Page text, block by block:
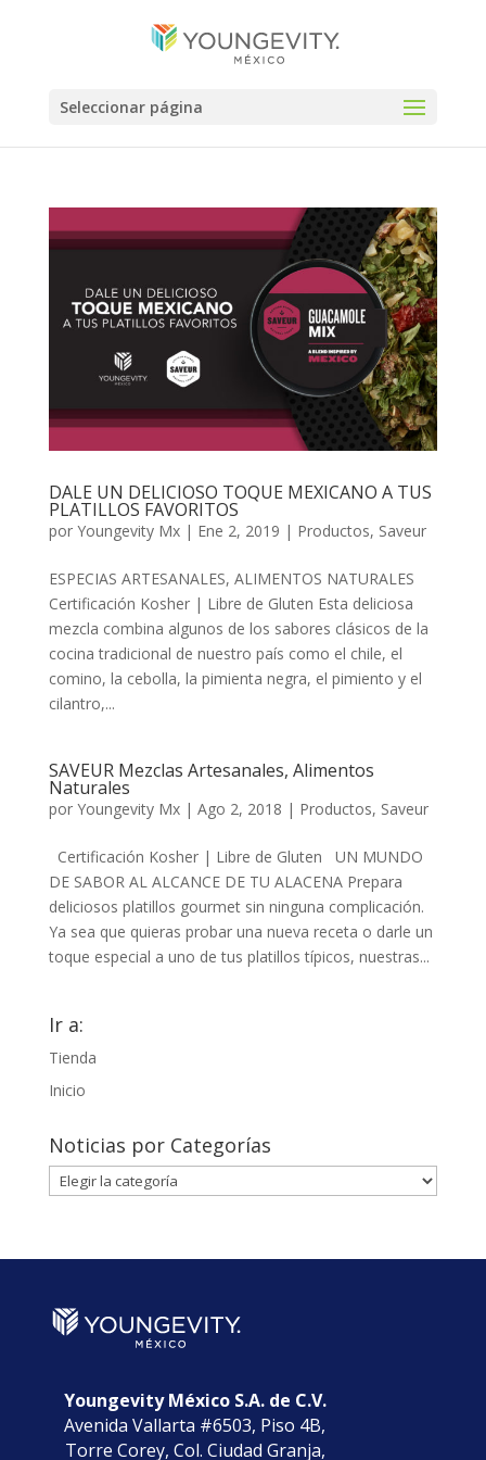
Seleccionar página
DALE UN DELICIOSO TOQUE MEXICANO A TUS
PLATILLOS FAVORITOS
por Youngevity Mx| Ene 2, 2019 | Productos, Saveur
ESPECIAS ARTESANALES, ALIMENTOS NATURALES
Certificación Kosher | Libre de Gluten Esta deliciosa
mezcla combina algunos de los sabores clásicos de la
cocina tradicional de nuestro país como el chile, el
comino, la cebolla, la pimienta negra, el pimiento y el
cilantro,...
SAVEUR Mezclas Artesanales, Alimentos
Naturales
por Youngevity Mx| Ago 2, 2018 | Productos, Saveur
Certificación Kosher | Libre de Gluten UN MUNDO
DE SABOR AL ALCANCE DE TU ALACENA Prepara
deliciosos platillos gourmet sin ninguna complicación.
Ya sea que quieras probar una nueva receta o darle un
toque especial a uno de tus platillos típicos, nuestras...
Ir a:
Tienda
Inicio
Noticias por Categorías
Noticias
por
Youngevity México S.A. de C.V.
Avenida Vallarta #6503, Piso 4B,
Torre Corey, Col. Ciudad Granja,